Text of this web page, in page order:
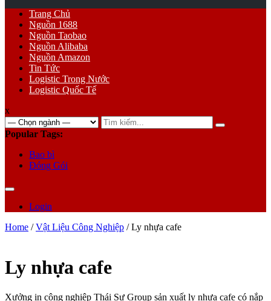
Primary
Menu
Trang Chủ
Nguồn 1688
Nguồn Taobao
Nguồn Alibaba
Nguồn Amazon
Tin Tức
Logistic Trong Nước
Logistic Quốc Tế
x
Search
for:
Popular Tags:
Bao bì
Đóng Gói
Login
Home /Vật Liệu Công Nghiệp / Ly nhựa cafe
Ly nhựa cafe
Xưởng in công nghiệp Thái Sư Group sản xuất ly nhựa cafe có nắp